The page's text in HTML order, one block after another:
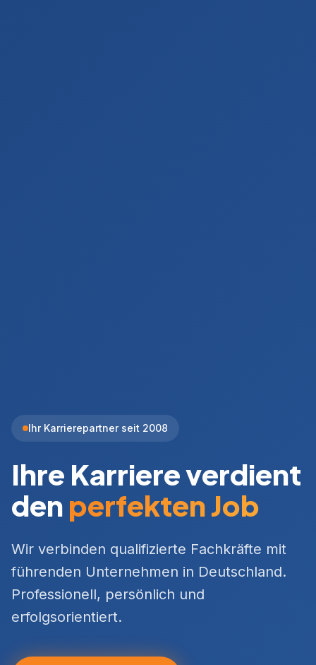
Ihr Karrierepartner seit 2008
Ihre Karriere verdient
denperfekten Job
Wir verbinden qualifizierte Fachkräfte mit
führenden Unternehmen in Deutschland.
Professionell, persönlich und
erfolgsorientiert.